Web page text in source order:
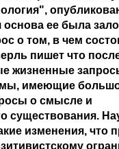
основа ее была
о том, в чем
пишет что
жизненные
имеющие
о смысле и
существования.
изменения, что